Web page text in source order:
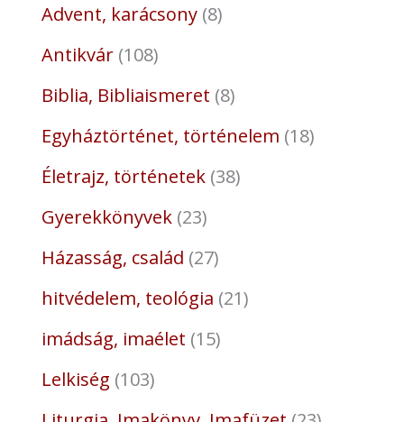
Advent, karácsony 8
Antikvár 108
Biblia, Bibliaismeret 8
Egyháztörténet, történelem 18
Életrajz, történetek 38
Gyerekkönyvek 23
Házasság, család 27
hitvédelem, teológia 21
imádság, imaélet 15
Lelkiség 103